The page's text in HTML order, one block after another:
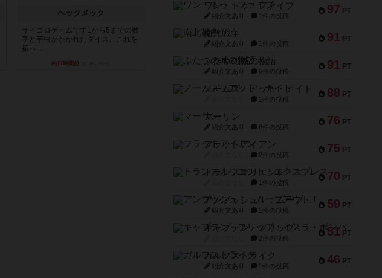
ヘックメック
サイコロゲームです1から5までの数
字と芋虫がかかれたダイス。これを
振っ...
約17時間前
97 PT
ワン・トゥ・ファイブ
紹介文あり 1件の投稿
91 PT
南北戦争
紹介文あり 1件の投稿
91 PT
ふたつの城の物語
紹介文あり 6件の投稿
88 PT
ノームズ・アット・ナイト
1件の投稿
76 PT
マーリン
紹介文あり 6件の投稿
75 PT
フラットアイアン
2件の投稿
70 PT
トランスオリエント・エクスプレス
1件の投稿
59 PT
アンブッシュ！：ムーブアウト！
紹介文あり 1件の投稿
51 PT
キャプテン・フリップ：イスラ・ボンバ
2件の投稿
46 PT
ガルフストライク
紹介文あり 1件の投稿